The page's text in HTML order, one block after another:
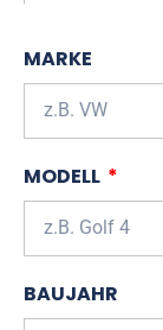
MARKE
MODELL
BAUJAHR